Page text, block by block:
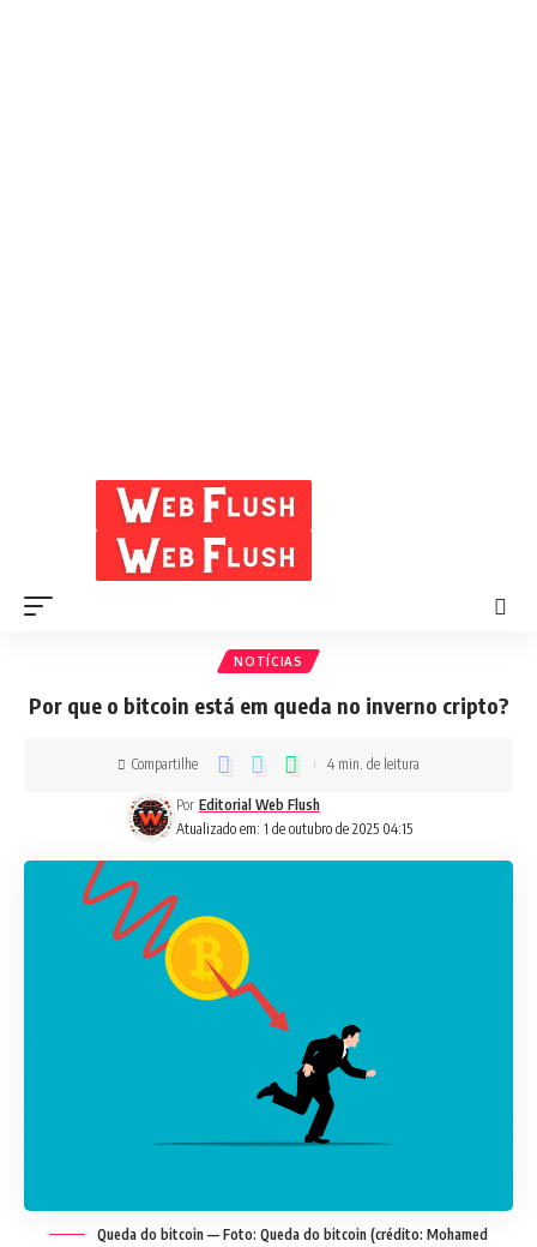
NOTÍCIAS
Por que o bitcoin está em queda no inverno cripto?
Atualizado em: 1 de outubro de 2025 04:15
Por Editorial Web Flush
Compartilhe 4 min. de leitura
Queda do bitcoin — Foto: Queda do bitcoin (crédito: Mohamed